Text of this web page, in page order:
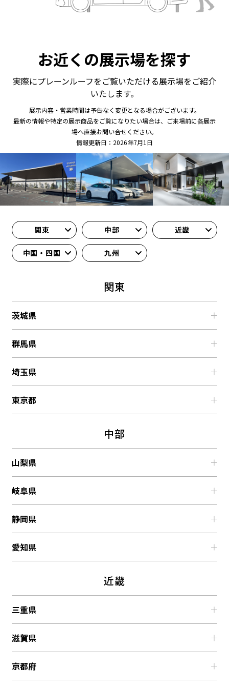
お近くの展示場を探す
実際にプレーンルーフをご覧いただける展示場をご紹介
いたします。
展示内容・営業時間は予告なく変更となる場合がございます。
最新の情報や特定の展示商品をご覧になりたい場合は、ご来場前に各展示
場へ直接お問い合せください。
情報更新日：2026年7月1日
関東 中部 近畿
中国・四国 九州
関東
茨城県
浅野物産（株） ここちテリアtsukuba
〒305-0857 茨城県つくば市羽成23-1
TEL：029-836-4675
定休日：毎週水曜日、第2・第4火曜日、夏季休暇、年末
年始
展示商品
・プレーンルーフ 3台用
ピュアシルバー
（株）筑波ランドスケープ
群馬県
（有）ニナイテック
〒370-0426 群馬県太田市世良田町1244-2
TEL：0276-90-7818
定休日：毎週土曜日・日曜日(事前予約で対応可能)
展示場詳細はこちら
・プレーンルーフ 1台用
ナチュラルオーク / ブラック
埼玉県
（株）ウッディ大栄トーヨー住器
〒339-0021 埼玉県さいたま市岩槻区末田1830
営業時間：8:00～17:30
定休日：毎週日曜日、第２・第４・第５土曜日、祝日
展示場詳細はこちら
・プレーンルーフ ミニ（自転車用）
ブラック
東京都
YKK AP ショールーム新宿
〒151-0053 東京都渋谷区代々木2-1-5 JR南新宿ビル8F
TEL：0120-32-4134
営業時間：10:00～17:00
定休日：毎週水曜日（ただし、祝日の場合は開館）、
GW、夏期休暇、年末年始
展示場詳細はこちら
展示商品
サンドベージュ / ブラック
中部
山梨県
（有）エクステリア中川
〒400-0855 山梨県甲府市中小河原1-16-20
TEL：055-241-3155
定休日：毎週水曜・祝日・第2日曜とその前日定休
・プレーンルーフ 1台用
マットシルバー / ブラック
岐阜県
（株）楓林庭
〒507-0048 岐阜県多治見市池田町6丁目3-1
TEL：0572-23-2058
定休日：毎週土曜日・日曜日
展示場詳細はこちら
・プレーンルーフ 1台用
ディープグレイ / ブラック
静岡県
（株）マンリュウ 掛川展示場
〒436-0012 静岡県掛川市上内田705-3
営業時間：8:00～17:00
定休日：毎週日曜日
展示場詳細はこちら
・プレーンルーフ 2台用
愛知県
〒491-0921 愛知県一宮市妙興寺1丁目1-26
TEL：0120-440-882
営業時間：10:00～18:00
定休日：毎週火曜日・水曜日
展示場詳細はこちら
近畿
三重県
（株）東万 四日市ショールーム
〒510-0824 三重県四日市市城東町22-5
TEL：059-353-1319
滋賀県
エグズ
〒524-0102 滋賀県守山市水保町1219-1
京都府